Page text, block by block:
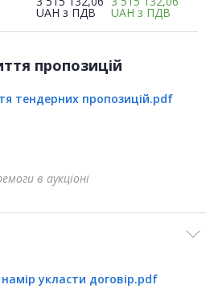
UAH з ПДВ UAH з ПДВ
пропозицій
тендерних пропозицій.pdf
в аукціоні
укласти договір.pdf